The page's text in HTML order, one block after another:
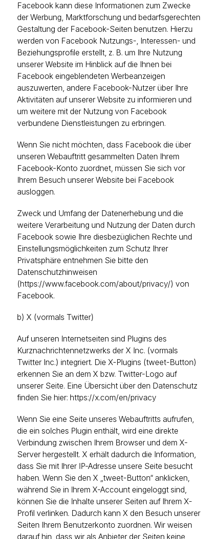
Facebook kann diese Informationen zum Zwecke
der Werbung, Marktforschung und bedarfsgerechten
Gestaltung der Facebook-Seiten benutzen. Hierzu
werden von Facebook Nutzungs-, Interessen- und
Beziehungsprofile erstellt, z. B. um Ihre Nutzung
unserer Website im Hinblick auf die Ihnen bei
Facebook eingeblendeten Werbeanzeigen
auszuwerten, andere Facebook-Nutzer über Ihre
Aktivitäten auf unserer Website zu informieren und
um weitere mit der Nutzung von Facebook
verbundene Dienstleistungen zu erbringen.
Wenn Sie nicht möchten, dass Facebook die über
unseren Webauftritt gesammelten Daten Ihrem
Facebook-Konto zuordnet, müssen Sie sich vor
Ihrem Besuch unserer Website bei Facebook
ausloggen.
Zweck und Umfang der Datenerhebung und die
weitere Verarbeitung und Nutzung der Daten durch
Facebook sowie Ihre diesbezüglichen Rechte und
Einstellungsmöglichkeiten zum Schutz Ihrer
Privatsphäre entnehmen Sie bitte den
Datenschutzhinweisen
(https://www.facebook.com/about/privacy/) von
Facebook.
b) X (vormals Twitter)
Auf unseren Internetseiten sind Plugins des
Kurznachrichtennetzwerks der X Inc. (vormals
Twitter Inc.) integriert. Die X-Plugins (tweet-Button)
erkennen Sie an dem X bzw. Twitter-Logo auf
unserer Seite. Eine Übersicht über den Datenschutz
finden Sie hier: https://x.com/en/privacy
Wenn Sie eine Seite unseres Webauftritts aufrufen,
die ein solches Plugin enthält, wird eine direkte
Verbindung zwischen Ihrem Browser und dem X-
Server hergestellt. X erhält dadurch die Information,
dass Sie mit Ihrer IP-Adresse unsere Seite besucht
haben. Wenn Sie den X „tweet-Button“ anklicken,
während Sie in Ihrem X-Account eingeloggt sind,
können Sie die Inhalte unserer Seiten auf Ihrem X-
Profil verlinken. Dadurch kann X den Besuch unserer
Seiten Ihrem Benutzerkonto zuordnen. Wir weisen
darauf hin, dass wir als Anbieter der Seiten keine